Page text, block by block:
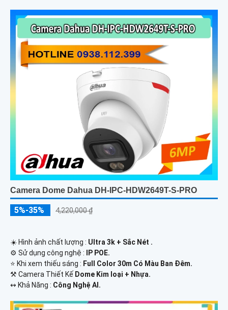
Camera Dome Dahua DH-IPC-HDW2649T-S-PRO
5%-35% 4,220,000 ₫
☀️ Hình ảnh chất lượng : Ultra 3k + Sắc Nét .
⚙ Sử dụng công nghệ :
IP POE.
⭐ Khi xem thiếu sáng : Full Color 30m Có Màu Ban Ðêm.
⚒ Camera Thiết Kế Dome Kim loại + Nhựa.
️↭ Khả Năng : Công Nghệ AI.